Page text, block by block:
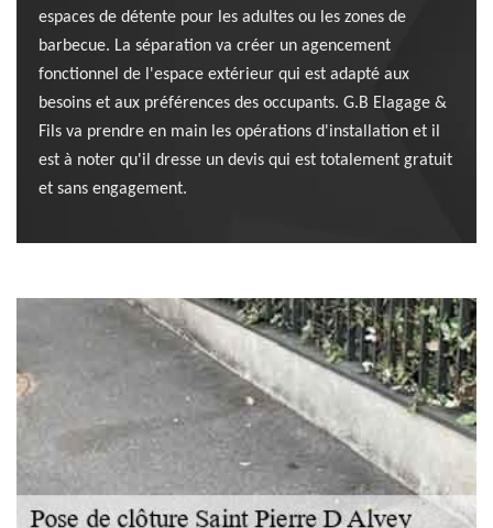
espaces de détente pour les adultes ou les zones de
barbecue. La séparation va créer un agencement
fonctionnel de l'espace extérieur qui est adapté aux
besoins et aux préférences des occupants. G.B Elagage &
Fils va prendre en main les opérations d'installation et il
est à noter qu'il dresse un devis qui est totalement gratuit
et sans engagement.